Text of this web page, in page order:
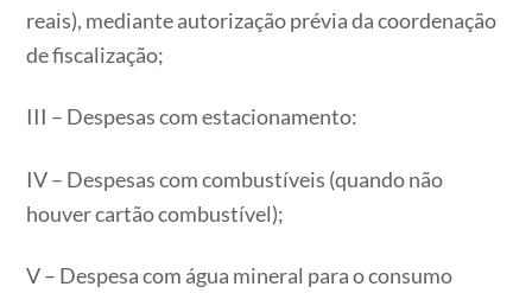
reais), mediante autorização prévia da coordenação
de fiscalização;
III – Despesas com estacionamento:
IV – Despesas com combustíveis (quando não
houver cartão combustível);
V – Despesa com água mineral para o consumo